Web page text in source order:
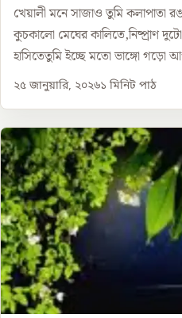
খেয়ালী মনে সাজাও তুমি
কুচকালো মেঘের কালিতে,নিষ্প্রাণ
হাসিতেতুমি ইচ্ছে মতো ভাঙ্গো গড়ো
২৫ জানুয়ারি, ২০২৬১ মিনিট পাঠ